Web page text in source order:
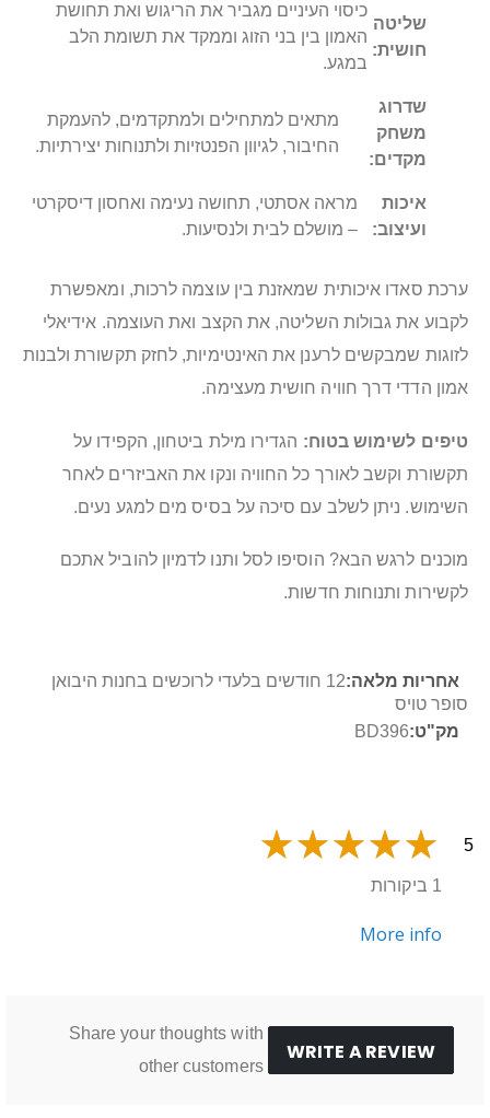
שליטה
חושית:
כיסוי העיניים מגביר את הריגוש ואת תחושת
האמון בין בני הזוג וממקד את תשומת הלב
במגע.
שדרוג
משחק
מקדים:
מתאים למתחילים ולמתקדמים, להעמקת
החיבור, לגיוון הפנטזיות ולתנוחות יצירתיות.
איכות
ועיצוב:
מראה אסתטי, תחושה נעימה ואחסון דיסקרטי
– מושלם לבית ולנסיעות.
ערכת סאדו איכותית שמאזנת בין עוצמה לרכות, ומאפשרת
לקבוע את גבולות השליטה, את הקצב ואת העוצמה. אידיאלי
לזוגות שמבקשים לרענן את האינטימיות, לחזק תקשורת ולבנות
אמון הדדי דרך חוויה חושית מעצימה.
טיפים לשימוש בטוח: הגדירו מילת ביטחון, הקפידו על
תקשורת וקשב לאורך כל החוויה ונקו את האביזרים לאחר
השימוש. ניתן לשלב עם סיכה על בסיס מים למגע נעים.
מוכנים לרגש הבא? הוסיפו לסל ותנו לדמיון להוביל אתכם
לקשירות ותנוחות חדשות.
מידע
נוסף
12 חודשים בלעדי לרוכשים בחנות היבואן
סופר טויס
BD396
5
1 ביקורות
More info
WRITE A REVIEW
Share your thoughts with
other customers